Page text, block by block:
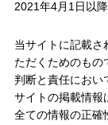
2021年4月1日以
当サイトに記載さ
ただくためのもの
判断と責任におい
サイトの掲載情報
全ての情報の正確